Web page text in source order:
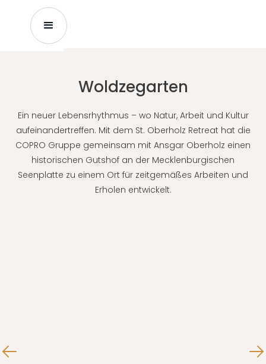
Woldzegarten
Ein neuer Lebensrhythmus – wo Natur, Arbeit und Kultur
aufeinandertreffen. Mit dem St. Oberholz Retreat hat die
COPRO Gruppe gemeinsam mit Ansgar Oberholz einen
historischen Gutshof an der Mecklenburgischen
Seenplatte zu einem Ort für zeitgemäßes Arbeiten und
Erholen entwickelt.